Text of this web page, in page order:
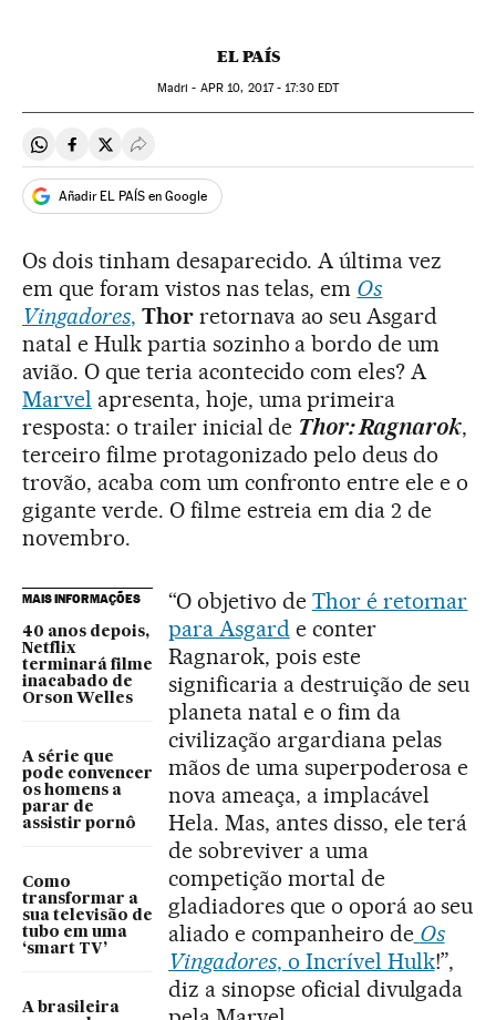
EL PAÍS
Madri - APR 10, 2017 - 17:30EDT
Compartir en Whatsapp
Compartir en Facebook
Compartir en Twitter
Desplegar Redes Sociales
Añadir EL PAÍS en Google
Os dois tinham desaparecido. A última vez
em que foram vistos nas telas, em Os
Vingadores, Thorretornava ao seu Asgard
natal e Hulk partia sozinho a bordo de um
avião. O que teria acontecido com eles? A
Marvel apresenta, hoje, uma primeira
resposta: o trailer inicial de Thor: Ragnarok,
terceiro filme protagonizado pelo deus do
trovão, acaba com um confronto entre ele e o
gigante verde. O filme estreia em dia 2 de
novembro.
MAIS INFORMAÇÕES
40 anos depois,
Netflix
terminará filme
inacabado de
Orson Welles
A série que
pode convencer
os homens a
parar de
assistir pornô
Como
transformar a
sua televisão de
tubo em uma
‘smart TV’
A brasileira
“O objetivo de Thor é retornar
para Asgarde conter
Ragnarok, pois este
significaria a destruição de seu
planeta natal e o fim da
civilização argardiana pelas
mãos de uma superpoderosa e
nova ameaça, a implacável
Hela. Mas, antes disso, ele terá
de sobreviver a uma
competição mortal de
gladiadores que o oporá ao seu
aliado e companheiro de Os
Vingadores, o Incrível Hulk!”,
diz a sinopse oficial divulgada